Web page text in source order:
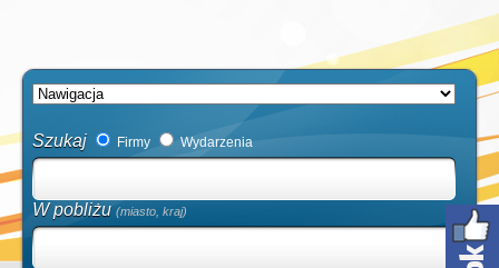
Szukaj Firmy Wydarzenia
W pobliżu (miasto, kraj)